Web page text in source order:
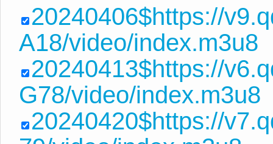
20240406$https://
A18/video/index.m3u8
20240413$https://
G78/video/index.m3u8
20240420$https://